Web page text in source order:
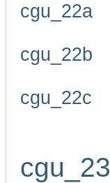
cgu_22a
cgu_22b
cgu_22c
cgu_23